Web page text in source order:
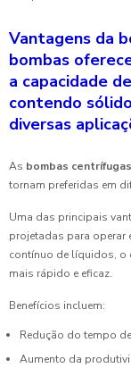
Vantagens da
bombas
a capacidade
contendo
diversas
As bombas
tornam preferidas em
Uma das principais
projetadas para
contínuo de líquidos, o
mais rápido e eficaz.
Benefícios incluem:
Redução do tempo
Aumento da